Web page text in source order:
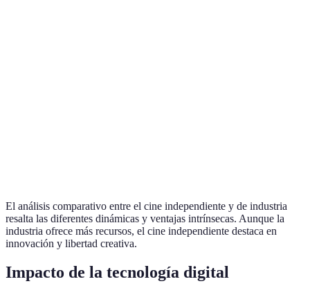
El análisis comparativo entre el cine independiente y de industria
resalta las diferentes dinámicas y ventajas intrínsecas. Aunque la
industria ofrece más recursos, el cine independiente destaca en
innovación y libertad creativa.
Impacto de la tecnología digital